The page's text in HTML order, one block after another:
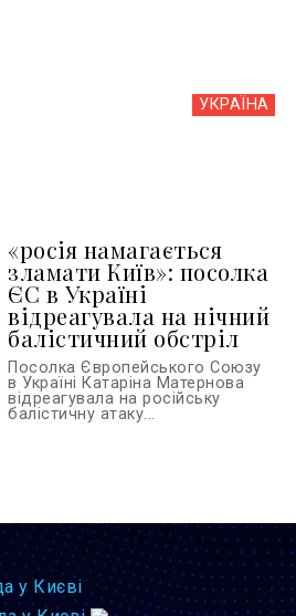
УКРАЇНА
«росія намагається
зламати Київ»: посолка
ЄС в Україні
відреагувала на нічний
балістичний обстріл
Посолка Європейського Союзу
в Україні Катаріна Матернова
відреагувала на російську
балістичну атаку...